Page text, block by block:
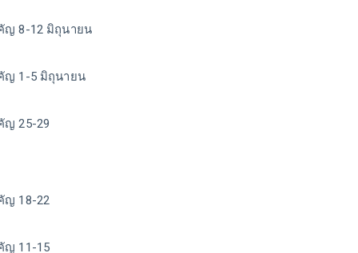
ญ 8-12 มิถุนายน
ญ 1-5 มิถุนายน
ญ 25-29
ญ 18-22
ญ 11-15